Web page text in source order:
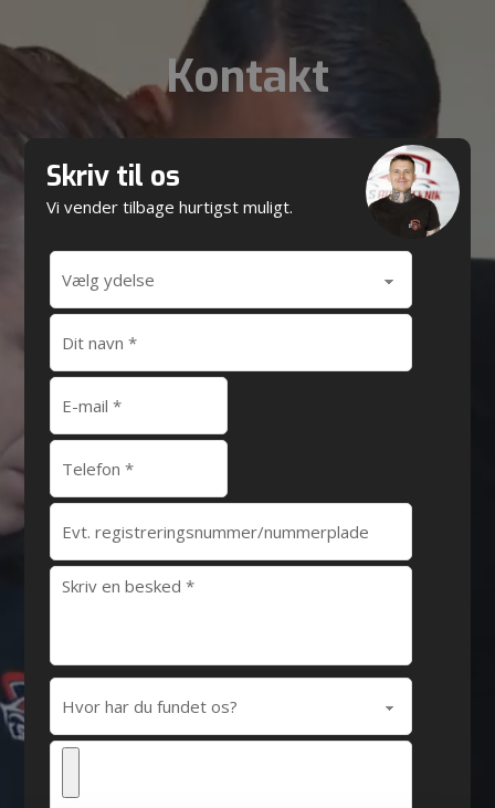
Spring til hovedindhold
Kontakt
Skriv til os
Vi vender tilbage hurtigst muligt.